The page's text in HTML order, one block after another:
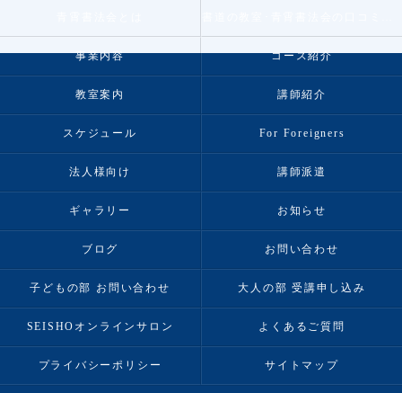
事業内容 コース紹介
教室案内 講師紹介
スケジュール For Foreigners
法人様向け 講師派遣
ギャラリー お知らせ
ブログ お問い合わせ
子どもの部 お問い合わせ 大人の部 受講申し込み
SEISHOオンラインサロン よくあるご質問
プライバシーポリシー サイトマップ